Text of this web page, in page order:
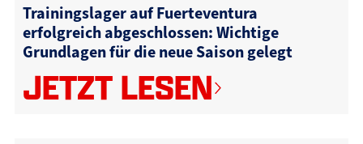
Trainingslager auf Fuerteventura
erfolgreich abgeschlossen: Wichtige
Grundlagen für die neue Saison gelegt
JETZT LESEN